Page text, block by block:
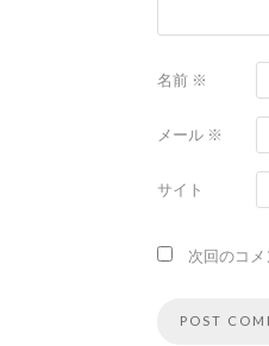
名前 ※
メール ※
サイト
次回のコ